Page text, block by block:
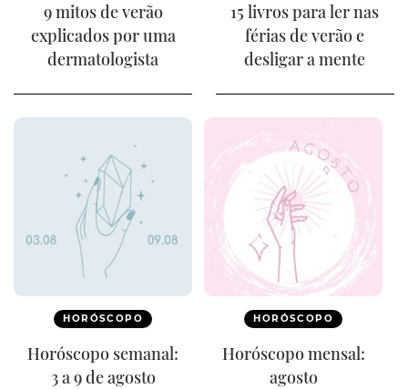
9 mitos de verão
explicados por uma
dermatologista
15 livros para ler nas
férias de verão e
desligar a mente
HORÓSCOPO
Horóscopo semanal:
3 a 9 de agosto
HORÓSCOPO
Horóscopo mensal:
agosto